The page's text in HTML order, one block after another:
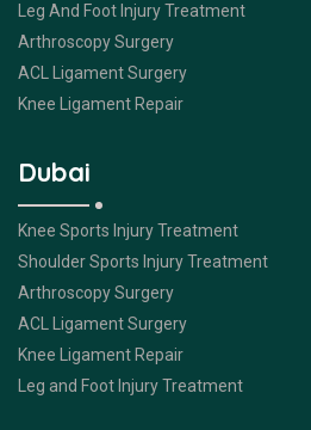
Leg And Foot Injury Treatment
Arthroscopy Surgery
ACL Ligament Surgery
Knee Ligament Repair
Dubai
Knee Sports Injury Treatment
Shoulder Sports Injury Treatment
Arthroscopy Surgery
ACL Ligament Surgery
Knee Ligament Repair
Leg and Foot Injury Treatment